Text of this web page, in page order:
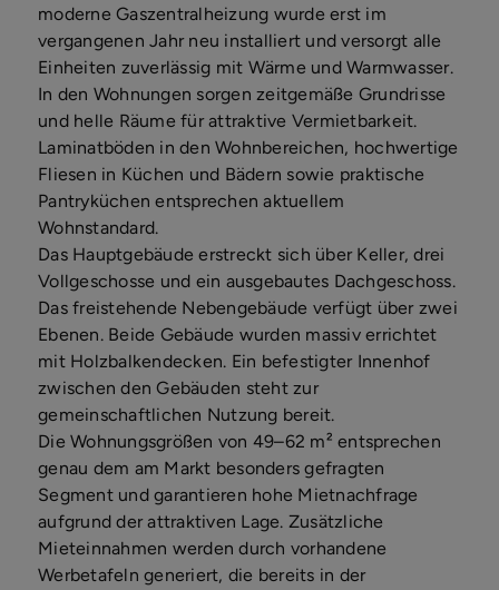
moderne Gaszentralheizung wurde erst im
vergangenen Jahr neu installiert und versorgt alle
Einheiten zuverlässig mit Wärme und Warmwasser.
In den Wohnungen sorgen zeitgemäße Grundrisse
und helle Räume für attraktive Vermietbarkeit.
Laminatböden in den Wohnbereichen, hochwertige
Fliesen in Küchen und Bädern sowie praktische
Pantryküchen entsprechen aktuellem
Wohnstandard.
Das Hauptgebäude erstreckt sich über Keller, drei
Vollgeschosse und ein ausgebautes Dachgeschoss.
Das freistehende Nebengebäude verfügt über zwei
Ebenen. Beide Gebäude wurden massiv errichtet
mit Holzbalkendecken. Ein befestigter Innenhof
zwischen den Gebäuden steht zur
gemeinschaftlichen Nutzung bereit.
Die Wohnungsgrößen von 49–62 m² entsprechen
genau dem am Markt besonders gefragten
Segment und garantieren hohe Mietnachfrage
aufgrund der attraktiven Lage. Zusätzliche
Mieteinnahmen werden durch vorhandene
Werbetafeln generiert, die bereits in der